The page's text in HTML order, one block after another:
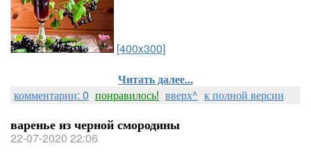
[400x300]
Читать далее...
комментарии: 0 понравилось! вверх^ к полной версии
варенье из черной смородины
22-07-2020 22:06